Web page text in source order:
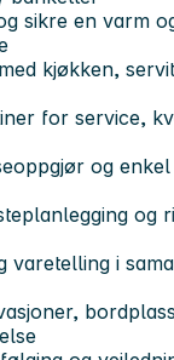
sikre en varm
kjøkken,
for service,
og enkel
og
varetelling i